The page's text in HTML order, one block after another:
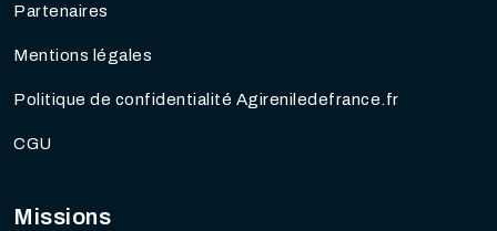
Partenaires
Mentions légales
Politique de confidentialité Agireniledefrance.fr
CGU
Missions